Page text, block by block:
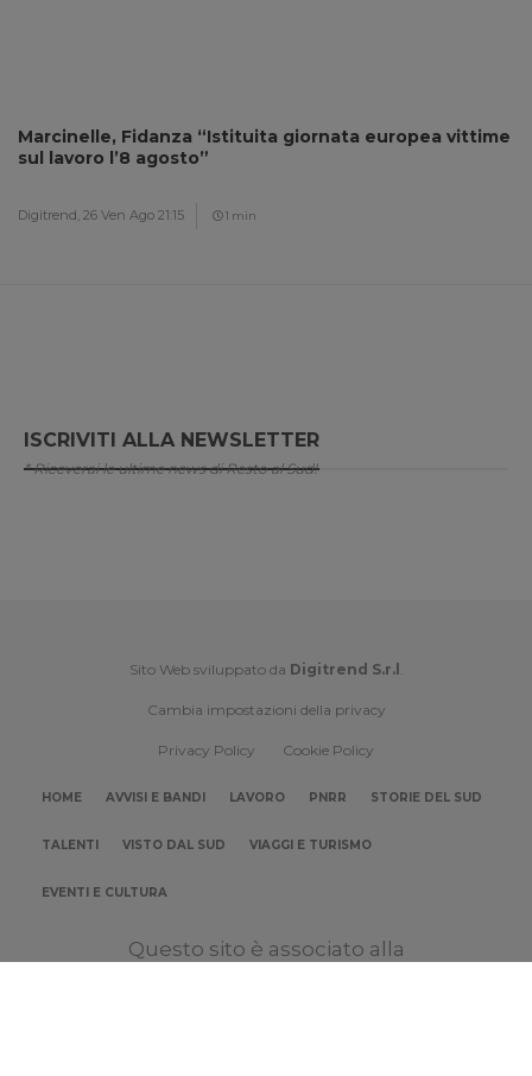
Marcinelle, Fidanza “Istituita giornata europea vittime
sul lavoro l’8 agosto”
Digitrend, 26 Ven Ago 21:15 1 min
ISCRIVITI ALLA NEWSLETTER
* Riceverai le ultime news di Resto al Sud!
Sito Web sviluppato da Digitrend S.r.l .
Cambia impostazioni della privacy
Privacy Policy Cookie Policy
HOME AVVISI E BANDI LAVORO PNRR STORIE DEL SUD
TALENTI VISTO DAL SUD VIAGGI E TURISMO
EVENTI E CULTURA
Questo sito è associato alla